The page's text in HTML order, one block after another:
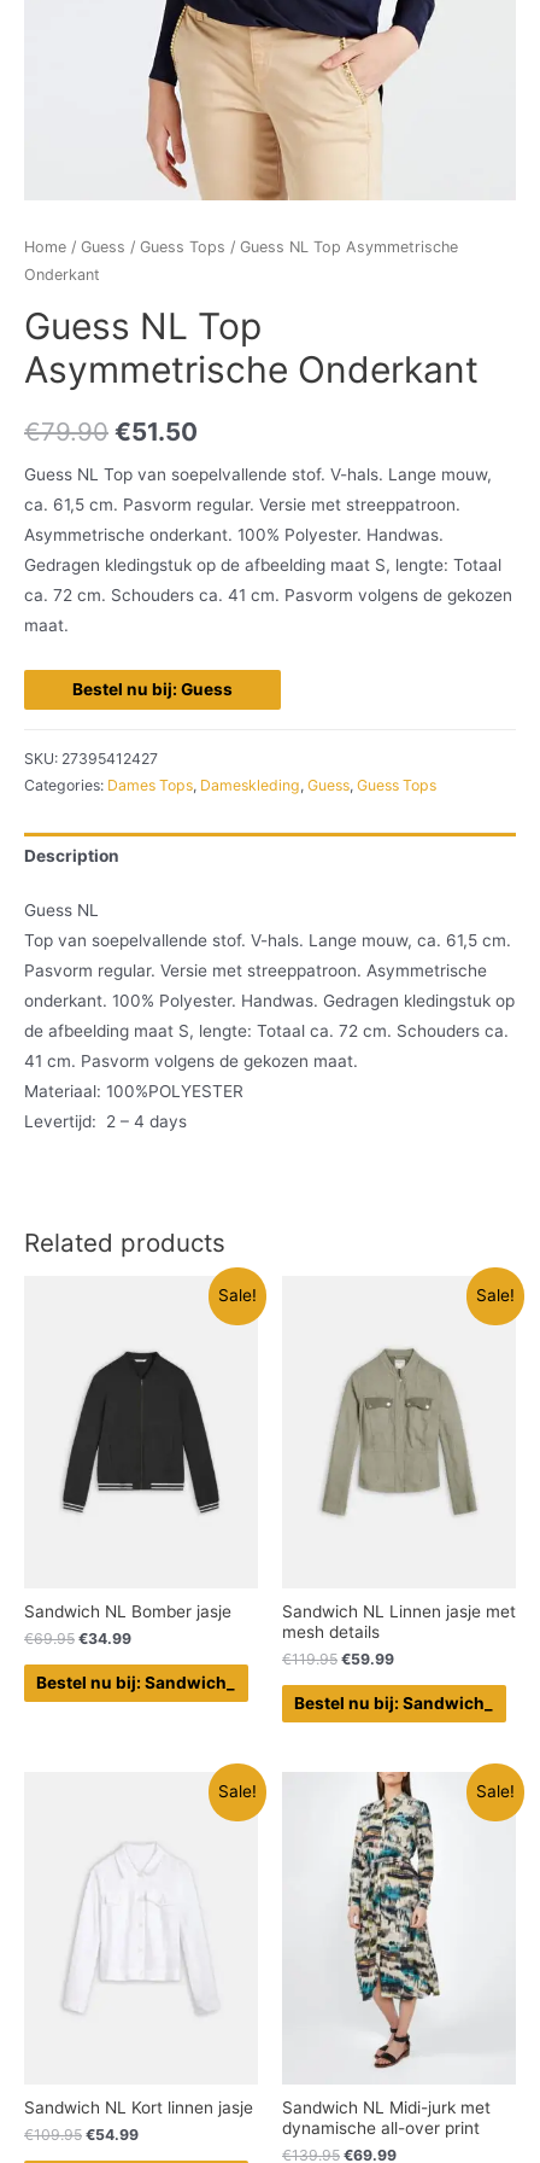
Home / Guess / Guess Tops / Guess NL Top Asymmetrische
Onderkant
Guess NL Top
Asymmetrische Onderkant
€79.90 €51.50
Guess NL Top van soepelvallende stof. V-hals. Lange mouw,
ca. 61,5 cm. Pasvorm regular. Versie met streeppatroon.
Asymmetrische onderkant. 100% Polyester. Handwas.
Gedragen kledingstuk op de afbeelding maat S, lengte: Totaal
ca. 72 cm. Schouders ca. 41 cm. Pasvorm volgens de gekozen
maat.
Bestel nu bij: Guess
SKU: 27395412427
Categories: Dames Tops, Dameskleding, Guess, Guess Tops
Description
Guess NL
Top van soepelvallende stof. V-hals. Lange mouw, ca. 61,5 cm.
Pasvorm regular. Versie met streeppatroon. Asymmetrische
onderkant. 100% Polyester. Handwas. Gedragen kledingstuk op
de afbeelding maat S, lengte: Totaal ca. 72 cm. Schouders ca.
41 cm. Pasvorm volgens de gekozen maat.
Materiaal: 100%POLYESTER
Levertijd: 2 – 4 days
Related products
Sale!
Sandwich NL Bomber jasje
€69.95 €34.99
Bestel nu bij: Sandwich_
Sale!
Sandwich NL Linnen jasje met
mesh details
€119.95 €59.99
Bestel nu bij: Sandwich_
Sale!
Sandwich NL Kort linnen jasje
€109.95 €54.99
Sale!
Sandwich NL Midi-jurk met
dynamische all-over print
€139.95 €69.99